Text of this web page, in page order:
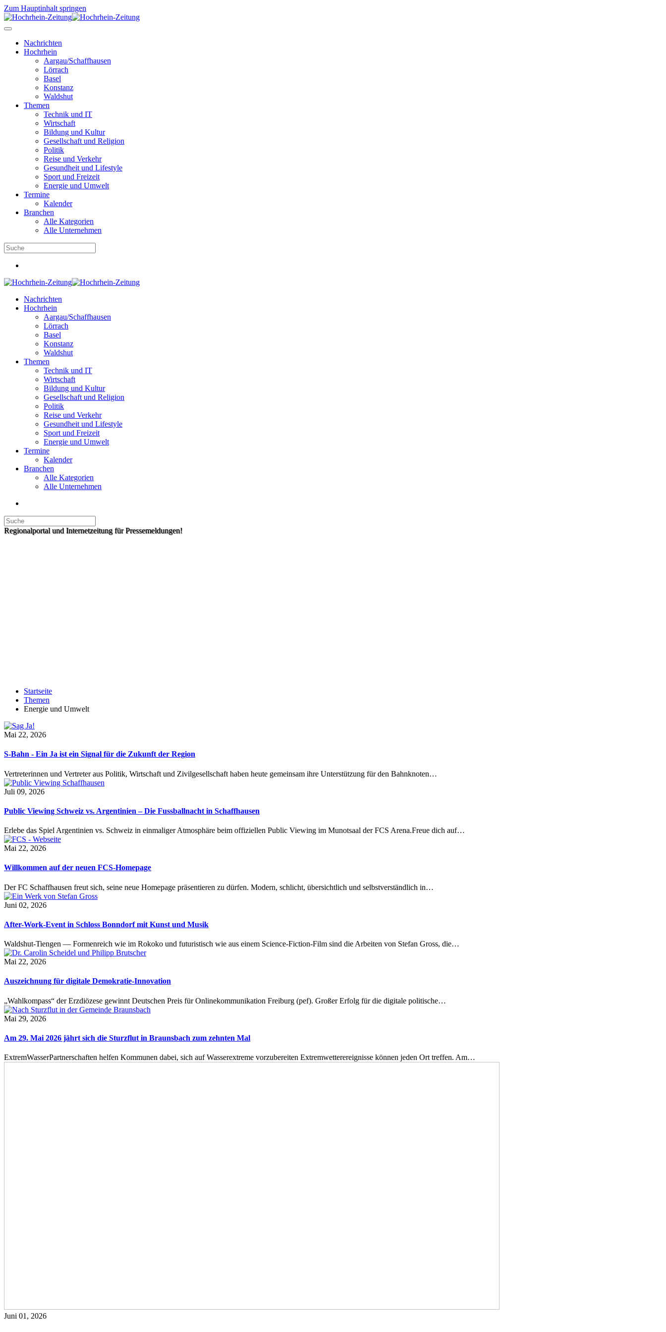
Zum Hauptinhalt springen
Nachrichten
Hochrhein
Aargau/Schaffhausen
Lörrach
Basel
Konstanz
Waldshut
Themen
Technik und IT
Wirtschaft
Bildung und Kultur
Gesellschaft und Religion
Politik
Reise und Verkehr
Gesundheit und Lifestyle
Sport und Freizeit
Energie und Umwelt
Termine
Kalender
Branchen
Alle Kategorien
Alle Unternehmen
Nachrichten
Hochrhein
Aargau/Schaffhausen
Lörrach
Basel
Konstanz
Waldshut
Themen
Technik und IT
Wirtschaft
Bildung und Kultur
Gesellschaft und Religion
Politik
Reise und Verkehr
Gesundheit und Lifestyle
Sport und Freizeit
Energie und Umwelt
Termine
Kalender
Branchen
Alle Kategorien
Alle Unternehmen
Regionalportal und Internetzeitung für Pressemeldungen!
Startseite
Themen
Energie und Umwelt
Mai 22, 2026
S-Bahn - Ein Ja ist ein Signal für die Zukunft der Region
Vertreterinnen und Vertreter aus Politik, Wirtschaft und Zivilgesellschaft haben heute gemeinsam ihre Unterstützung für den Bahnknoten…
Juli 09, 2026
Public Viewing Schweiz vs. Argentinien – Die Fussballnacht in Schaffhausen
Erlebe das Spiel Argentinien vs. Schweiz in einmaliger Atmosphäre beim offiziellen Public Viewing im Munotsaal der FCS Arena.Freue dich auf…
Mai 22, 2026
Willkommen auf der neuen FCS-Homepage
Der FC Schaffhausen freut sich, seine neue Homepage präsentieren zu dürfen. Modern, schlicht, übersichtlich und selbstverständlich in…
Juni 02, 2026
After-Work-Event in Schloss Bonndorf mit Kunst und Musik
Waldshut-Tiengen — Formenreich wie im Rokoko und futuristisch wie aus einem Science-Fiction-Film sind die Arbeiten von Stefan Gross, die…
Mai 22, 2026
Auszeichnung für digitale Demokratie-Innovation
„Wahlkompass“ der Erzdiözese gewinnt Deutschen Preis für Onlinekommunikation Freiburg (pef). Großer Erfolg für die digitale politische…
Mai 29, 2026
Am 29. Mai 2026 jährt sich die Sturzflut in Braunsbach zum zehnten Mal
ExtremWasserPartnerschaften helfen Kommunen dabei, sich auf Wasserextreme vorzubereiten Extremwetterereignisse können jeden Ort treffen. Am…
Juni 01, 2026